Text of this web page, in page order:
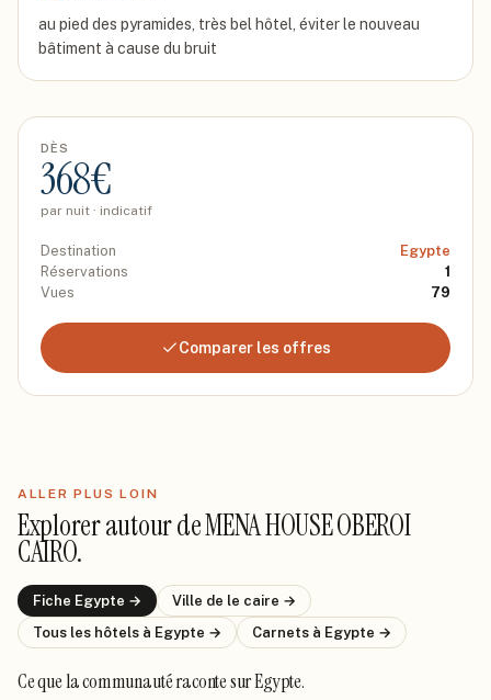
au pied des pyramides, très bel hôtel, éviter le nouveau
bâtiment à cause du bruit
DÈS
368€
par nuit · indicatif
Destination
Egypte
Réservations
1
Vues
79
Comparer les offres
ALLER PLUS LOIN
Explorer autour deMENA HOUSE OBEROI
CAIRO.
Fiche Egypte → Ville de le caire →
Tous les hôtels à Egypte → Carnets à Egypte →
Ce que la communauté racontesur Egypte.